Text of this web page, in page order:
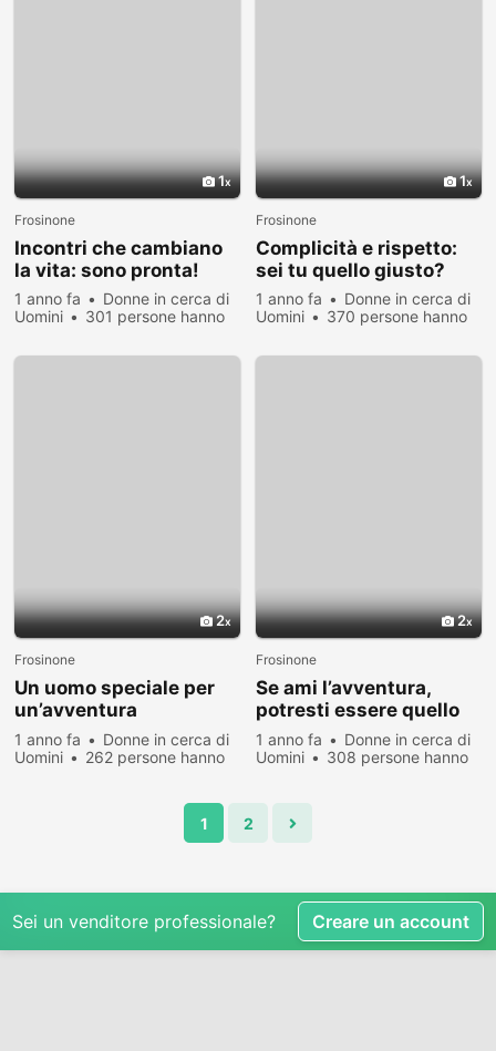
1
Frosinone
Incontri che cambiano
la vita: sono pronta!
1 anno fa
Donne in cerca di
Uomini
301 persone hanno
1
Frosinone
Complicità e rispetto:
sei tu quello giusto?
1 anno fa
Donne in cerca di
Uomini
370 persone hanno
2
Frosinone
Un uomo speciale per
un’avventura
emozionante
1 anno fa
Donne in cerca di
Uomini
262 persone hanno
2
Frosinone
Se ami l’avventura,
potresti essere quello
giusto!
1 anno fa
Donne in cerca di
Uomini
308 persone hanno
1 2
Sei un venditore professionale? Creare un account